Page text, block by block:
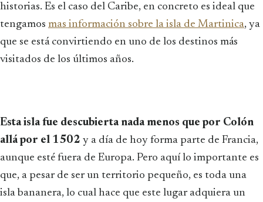
historias. Es el caso del Caribe, en concreto es ideal que
tengamos mas información sobre la isla de Martinica, ya
que se está convirtiendo en uno de los destinos más
visitados de los últimos años.
Esta isla fue descubierta nada menos que por Colón
allá por el 1502 y a día de hoy forma parte de Francia,
aunque esté fuera de Europa. Pero aquí lo importante es
que, a pesar de ser un territorio pequeño, es toda una
isla bananera, lo cual hace que este lugar adquiera un